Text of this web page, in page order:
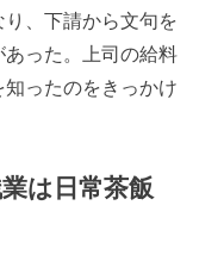
、下請から文句を
った。上司の給料
ったのをきっかけ
は日常茶飯